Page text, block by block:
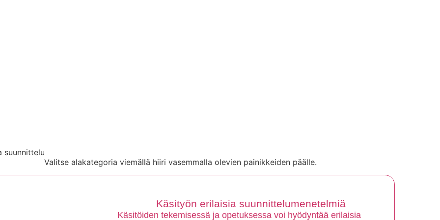
suunnittelu
Valitse alakategoria viemällä hiiri vasemmalla olevien painikkeiden päälle.
Käsityön erilaisia suunnittelumenetelmiä
Käsitöiden tekemisessä ja opetuksessa voi hyödyntää erilaisia